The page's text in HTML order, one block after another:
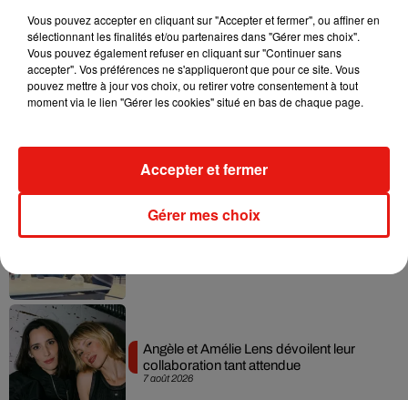
Madonna sort enfin le remix de « Love
7 août 2026
Angèle et Amélie Lens dévoilent leur
collaboration tant attendue
Vous pouvez accepter en cliquant sur "Accepter et fermer", ou affiner en
sélectionnant les finalités et/ou partenaires dans "Gérer mes choix".
Vous pouvez également refuser en cliquant sur "Continuer sans
accepter". Vos préférences ne s'appliqueront que pour ce site. Vous
pouvez mettre à jour vos choix, ou retirer votre consentement à tout
moment via le lien "Gérer les cookies" situé en bas de chaque page.
Gérer mes choix
Accepter et fermer